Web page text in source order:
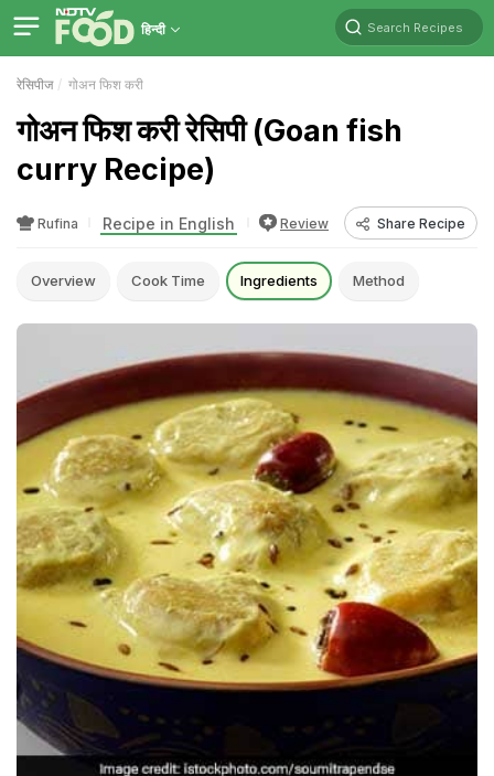
हिन्दी Search Recipes
रेसिपीज गोअन फिश करी
गोअन फिश करी रेसिपी (Goan fish
curry Recipe)
Rufina Recipe in English Review Share Recipe
Overview Cook Time Ingredients Method